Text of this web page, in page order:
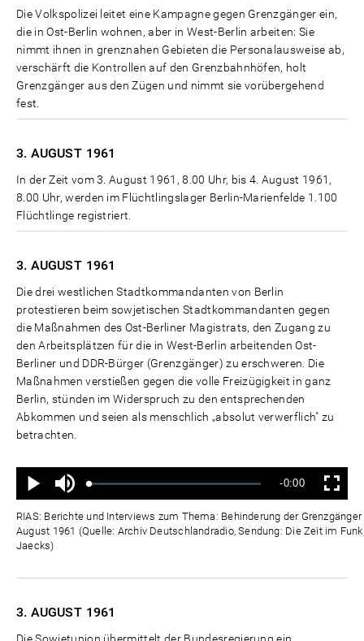
Die Volkspolizei leitet eine Kampagne gegen Grenzgänger ein,
die in Ost-Berlin wohnen, aber in West-Berlin arbeiten: Sie
nimmt ihnen in grenznahen Gebieten die Personalausweise ab,
verschärft die Kontrollen auf den Grenzbahnhöfen, holt
Grenzgänger aus den Zügen und nimmt sie vorübergehend
fest.
3. AUGUST 1961
In der Zeit vom 3. August 1961, 8.00 Uhr, bis 4. August 1961,
8.00 Uhr, werden im Flüchtlingslager Berlin-Marienfelde 1.100
Flüchtlinge registriert.
3. AUGUST 1961
Die drei westlichen Stadtkommandanten von Berlin
protestieren beim sowjetischen Stadtkommandanten gegen
die Maßnahmen des Ost-Berliner Magistrats, den Zugang zu
den Arbeitsplätzen für die in West-Berlin arbeitenden Ost-
Berliner und DDR-Bürger (Grenzgänger) zu erschweren. Die
Maßnahmen verstießen gegen die volle Freizügigkeit in ganz
Berlin, stünden im Widerspruch zu den entsprechenden
Abkommen und seien als menschlich „absolut verwerflich" zu
betrachten.
Wiedergabe
Ton
aus
Geladen:
Status:
Verbleibende
Zeit
-0:00 Vollbild
RIAS: Berichte und Interviews zum Thema: Behinderung der
August 1961 (Quelle: Archiv Deutschlandradio, Sendung: Die Zeit im
Jaecks)
3. AUGUST 1961